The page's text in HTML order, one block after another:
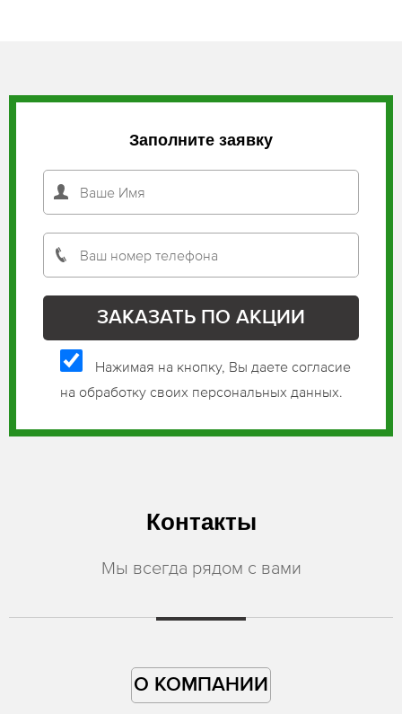
Заполните заявку
Нажимая на кнопку, Вы даете согласие
на обработку своих персональных данных.
Контакты
Мы всегда рядом с вами
О КОМПАНИИ